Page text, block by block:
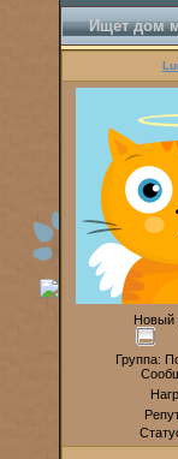
Ищет дом
Новый
Группа: